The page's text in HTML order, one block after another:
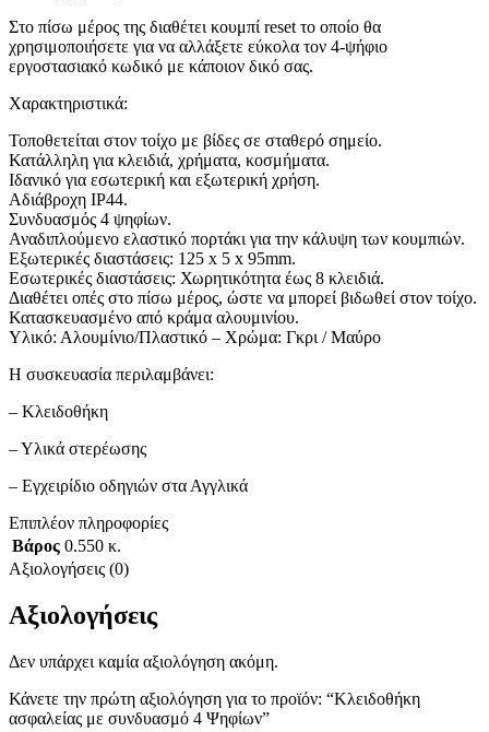
Στο πίσω μέρος της διαθέτει κουμπί reset το οποίο θα
χρησιμοποιήσετε για να αλλάξετε εύκολα τον 4-ψήφιο
εργοστασιακό κωδικό με κάποιον δικό σας.
Χαρακτηριστικά:
Τοποθετείται στον τοίχο με βίδες σε σταθερό σημείο.
Κατάλληλη για κλειδιά, χρήματα, κοσμήματα.
Ιδανικό για εσωτερική και εξωτερική χρήση.
Αδιάβροχη IP44.
Συνδυασμός 4 ψηφίων.
Αναδιπλούμενο ελαστικό πορτάκι για την κάλυψη των κουμπιών.
Εξωτερικές διαστάσεις: 125 x 5 x 95mm.
Εσωτερικές διαστάσεις: Χωρητικότητα έως 8 κλειδιά.
Διαθέτει οπές στο πίσω μέρος, ώστε να μπορεί βιδωθεί στον τοίχο.
Κατασκευασμένο από κράμα αλουμινίου.
Υλικό: Αλουμίνιο/Πλαστικό – Χρώμα: Γκρι / Μαύρο
Η συσκευασία περιλαμβάνει:
– Κλειδοθήκη
– Υλικά στερέωσης
– Εγχειρίδιο οδηγιών στα Αγγλικά
Επιπλέον πληροφορίες
Βάρος 0.550 κ.
Αξιολογήσεις (0)
Αξιολογήσεις
Δεν υπάρχει καμία αξιολόγηση ακόμη.
Κάνετε την πρώτη αξιολόγηση για το προϊόν: “Κλειδοθήκη
ασφαλείας με συνδυασμό 4 Ψηφίων”